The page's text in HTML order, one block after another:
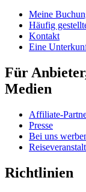
Meine
Häufig
Kontakt
Eine
Für
Medien
Affiliate-
Presse
Bei uns
Richtlinien